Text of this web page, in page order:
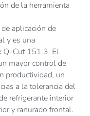
de la herramienta
aplicación de
y es una
Q-Cut 151.3. El
mayor control de
productividad, un
a la tolerancia del
refrigerante interior
y ranurado frontal.